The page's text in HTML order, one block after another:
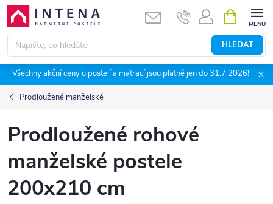
Přejít
obsah
HLEDAT
NÁKUPNÍ
KOŠÍK
Všechny akční ceny u postelí a matrací jsou platné jen do 31.7.2026!
Prodloužené manželské
Prodloužené rohové
manželské postele
200x210 cm